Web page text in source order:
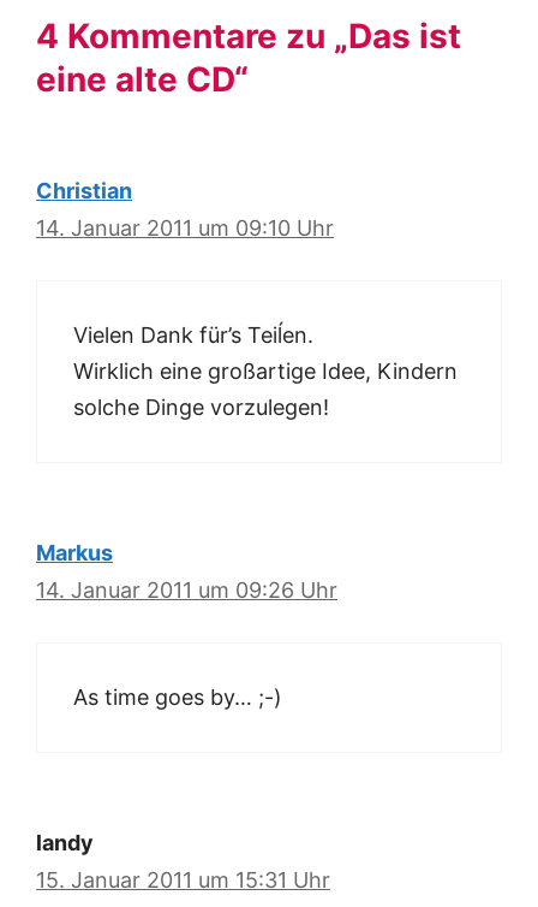
4 Kommentare zu „Das ist
eine alte CD“
Christian
14. Januar 2011 um 09:10 Uhr
Vielen Dank für’s Teiĺen.
Wirklich eine großartige Idee, Kindern
solche Dinge vorzulegen!
Markus
14. Januar 2011 um 09:26 Uhr
As time goes by… ;-)
landy
15. Januar 2011 um 15:31 Uhr